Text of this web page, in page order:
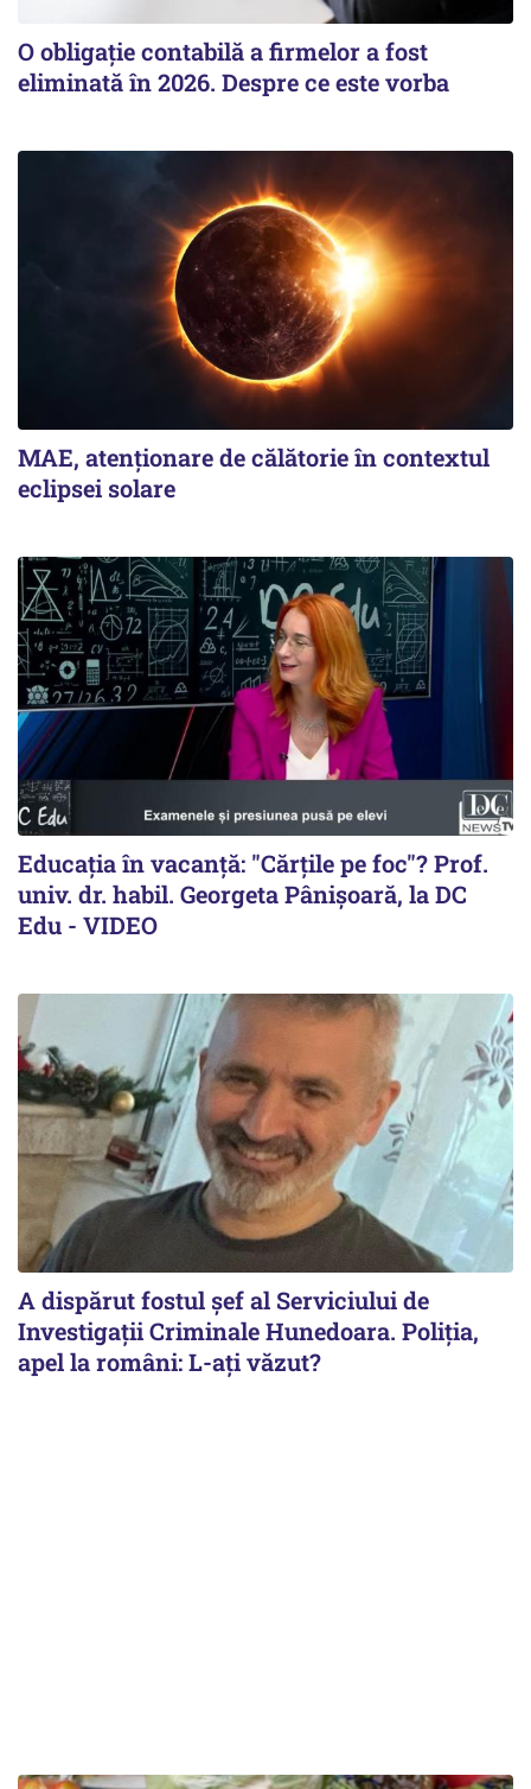
O obligație contabilă a firmelor a fost
eliminată în 2026. Despre ce este vorba
MAE, atenționare de călătorie în contextul
eclipsei solare
Educația în vacanță: "Cărțile pe foc"? Prof.
univ. dr. habil. Georgeta Pânișoară, la DC
Edu - VIDEO
A dispărut fostul șef al Serviciului de
Investigații Criminale Hunedoara. Poliția,
apel la români: L-ați văzut?